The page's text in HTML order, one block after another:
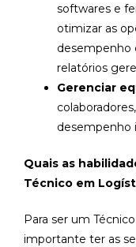
softwares e
otimizar as
desempenho
relatórios
Gerenciar
desempenho
Quais as
Técnico em
Para ser um
importante ter as